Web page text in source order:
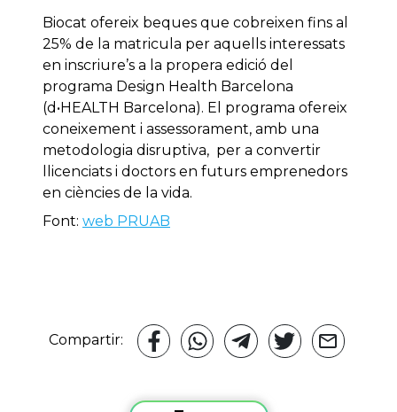
Biocat ofereix beques que cobreixen fins al
25% de la matricula per aquells interessats
en inscriure’s a la propera edició del
programa Design Health Barcelona
(d•HEALTH Barcelona). El programa ofereix
coneixement i assessorament, amb una
metodologia disruptiva, per a convertir
llicenciats i doctors en futurs emprenedors
en ciències de la vida.
Font: web PRUAB
Compartir: